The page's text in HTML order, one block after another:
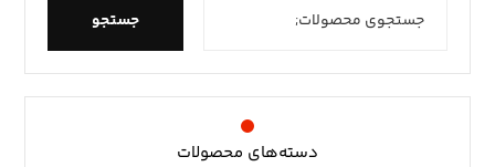
جستجو
دسته‌های محصولات